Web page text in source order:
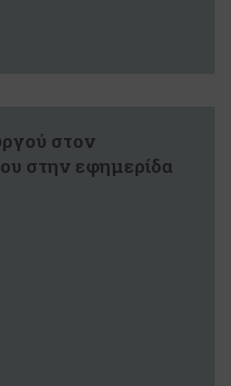
στον
στην εφημερίδα